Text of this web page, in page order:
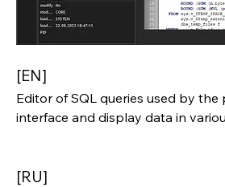
[EN]
Editor of SQL queries used by
interface and display data in
[RU]